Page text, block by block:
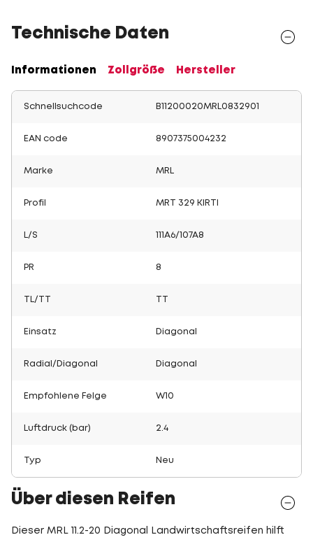
Technische Daten
Informationen Zollgröße Hersteller
Schnellsuchcode B11200020MRL0832901
EAN code 8907375004232
Marke MRL
Profil MRT 329 KIRTI
L/S 111A6/107A8
PR 8
TL/TT
Einsatz Diagonal
Radial/Diagonal Diagonal
Empfohlene Felge W10
Luftdruck (bar) 2.4
Typ Neu
Über diesen Reifen
Dieser MRL 11.2-20 Diagonal Landwirtschaftsreifen hilft